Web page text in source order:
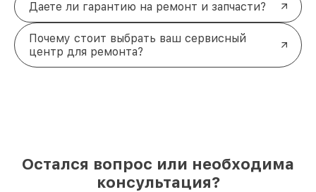
Даете ли гарантию на ремонт и запчасти?
Почему стоит выбрать ваш сервисный
центр для ремонта?
Остался вопрос или необходима
консультация?